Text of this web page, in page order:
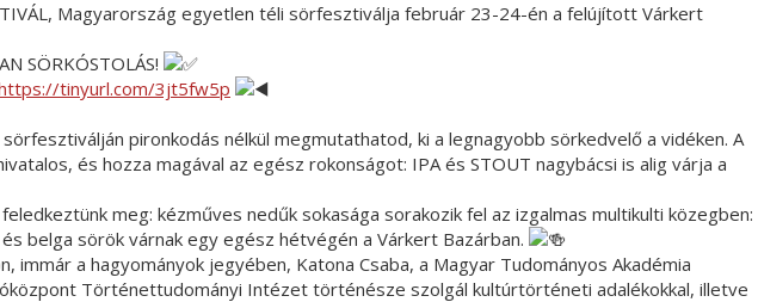
Magyarország egyetlen téli sörfesztiválja február 23-24-én a felújított Várkert
SÖRKÓSTOLÁS!
tinyurl.com/3jt5fw5p
pironkodás nélkül megmutathatod, ki a legnagyobb sörkedvelő a vidéken. A
és hozza magával az egész rokonságot: IPA és STOUT nagybácsi is alig várja a
meg: kézműves nedűk sokasága sorakozik fel az izgalmas multikulti közegben:
belga sörök várnak egy egész hétvégén a Várkert Bazárban.
immár a hagyományok jegyében, Katona Csaba, a Magyar Tudományos Akadémia
Történettudományi Intézet történésze szolgál kultúrtörténeti adalékokkal, illetve